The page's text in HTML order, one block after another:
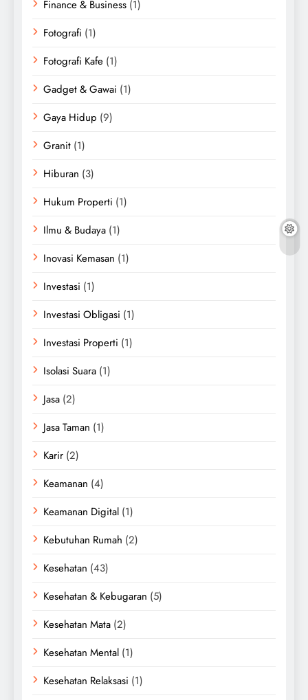
Finance & Business (1)
Fotografi (1)
Fotografi Kafe (1)
Gadget & Gawai (1)
Gaya Hidup (9)
Granit (1)
Hiburan (3)
Hukum Properti (1)
Ilmu & Budaya (1)
Inovasi Kemasan (1)
Investasi (1)
Investasi Obligasi (1)
Investasi Properti (1)
Isolasi Suara (1)
Jasa (2)
Jasa Taman (1)
Karir (2)
Keamanan (4)
Keamanan Digital (1)
Kebutuhan Rumah (2)
Kesehatan (43)
Kesehatan & Kebugaran (5)
Kesehatan Mata (2)
Kesehatan Mental (1)
Kesehatan Relaksasi (1)